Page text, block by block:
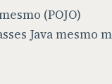
(POJO)
Java mesmo